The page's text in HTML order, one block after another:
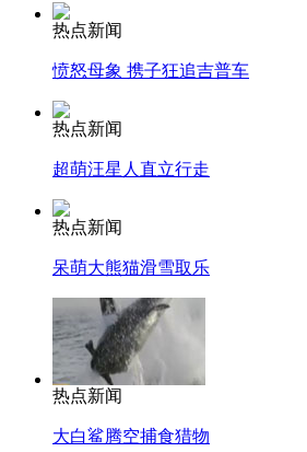
热点新闻
愤怒母象 携子狂追吉普车
热点新闻
超萌汪星人直立行走
热点新闻
呆萌大熊猫滑雪取乐
热点新闻
大白鲨腾空捕食猎物